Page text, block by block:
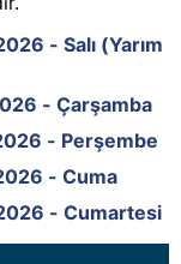
- Salı (Yarım
- Çarşamba
- Perşembe
- Cuma
- Cumartesi